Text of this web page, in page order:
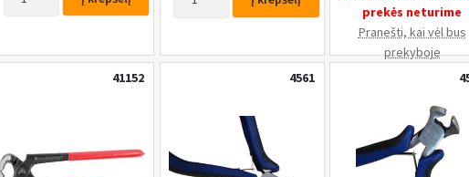
kerpančios
prekės neturime
Pranešti, kai vėl bus
prekyboje
41152 4561